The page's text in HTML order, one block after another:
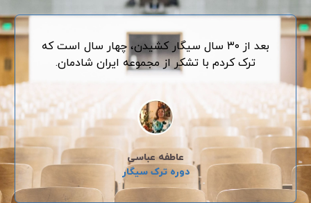
بعد از ۳۰ سال سیگار کشیدن، چهار سال است که
ترک کردم با تشکر از مجموعه ایران شادمان.
عاطفه عباسی
دوره ترک سیگار